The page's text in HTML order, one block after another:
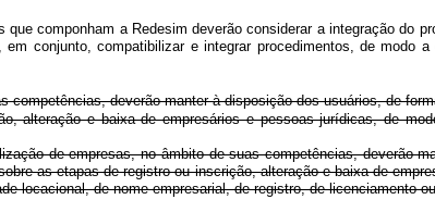
componham a Redesim deverão considerar a integração do
conjunto, compatibilizar e integrar procedimentos, de modo
deverão manter à disposição dos usuários, de
alteração e baixa de empresários e pessoas jurídicas, de
de empresas, no âmbito de suas competências, deverão
as etapas de registro ou inscrição, alteração e baixa de
locacional, de nome empresarial, de registro, de